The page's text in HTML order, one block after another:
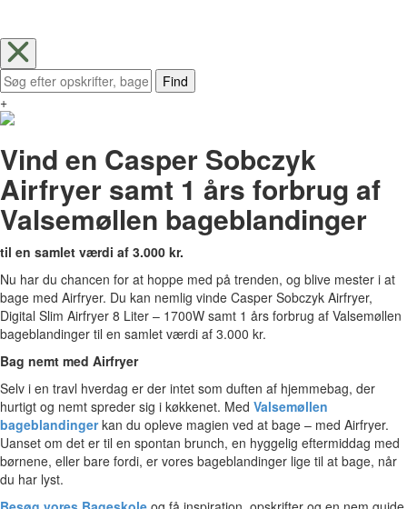
Find
+
Vind en Casper Sobczyk
Airfryer samt 1 års forbrug af
Valsemøllen bageblandinger
til en samlet værdi af 3.000 kr.
Nu har du chancen for at hoppe med på trenden, og blive mester i at
bage med Airfryer. Du kan nemlig vinde Casper Sobczyk Airfryer,
Digital Slim Airfryer 8 Liter – 1700W samt 1 års forbrug af Valsemøllen
bageblandinger til en samlet værdi af 3.000 kr.
Bag nemt med Airfryer
Selv i en travl hverdag er der intet som duften af hjemmebag, der
hurtigt og nemt spreder sig i køkkenet. Med Valsemøllen
bageblandingerkan du opleve magien ved at bage – med Airfryer.
Uanset om det er til en spontan brunch, en hyggelig eftermiddag med
børnene, eller bare fordi, er vores bageblandinger lige til at bage, når
du har lyst.